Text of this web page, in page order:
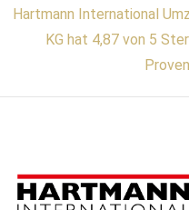
Hartmann International
KG hat 4,87 von 5